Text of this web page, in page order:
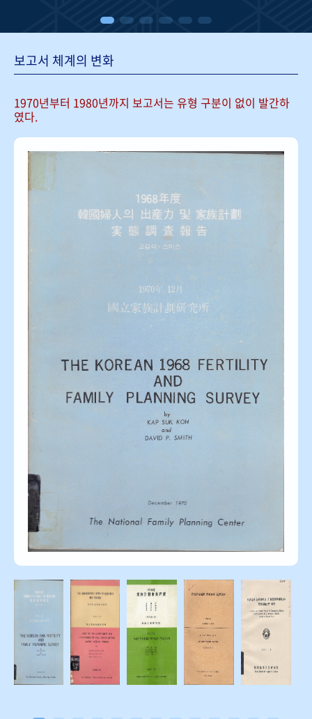
보고서 체계의 변화
1970년부터 1980년까지 보고서는 유형 구분이 없이 발간하
였다.